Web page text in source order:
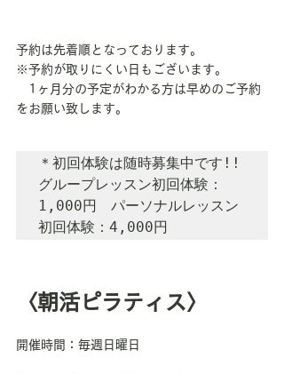
予約は先着順となっております。
※予約が取りにくい日もございます。
1ヶ月分の予定がわかる方は早めのご予約
をお願い致します。
＊初回体験は随時募集中です!!
グループレッスン初回体験：
1,000円　パーソナルレッスン
初回体験：4,000円
〈朝活ピラティス〉
開催時間：毎週日曜日